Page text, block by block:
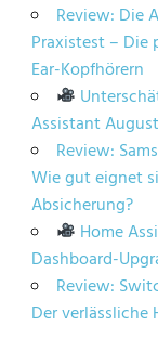
Review: Die
Praxistest – Die
Ear-Kopfhörern
Assistant
Review:
Wie gut eignet
Absicherung?
Home
Dashboard-
Review:
Der verlässliche